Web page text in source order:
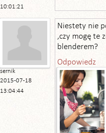
10:01:21
sernik
2015-07-18
13:04:44
Niestety nie
,czy mogę te
blenderem?
Odpowiedz